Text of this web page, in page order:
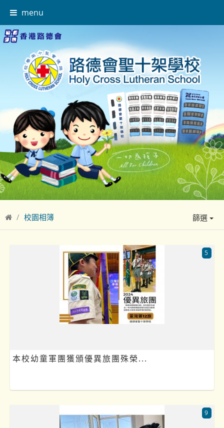
menu
校園相簿 篩選
本校幼童軍團獲頒優異旅團殊榮...
5
9